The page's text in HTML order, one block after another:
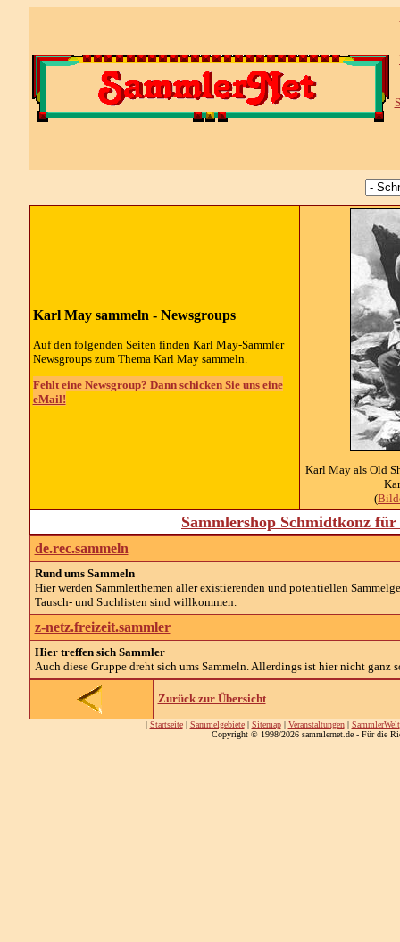
Karl May sammeln - Newsgroups
Auf den folgenden Seiten finden Karl May-Sammler
Newsgroupszum Thema Karl May sammeln.
Fehlt eine Newsgroup? Dann schicken Sie uns eine
eMail!
Karl May als Old
(
Sammlershop Schmidtkonz
de.rec.sammeln
Rund ums Sammeln
Hier werden Sammlerthemen aller existierenden und potentiellen
Tausch- und Suchlisten sind willkommen.
z-netz.freizeit.sammler
Hier treffen sich Sammler
Auch diese Gruppe dreht sich ums Sammeln. Allerdings ist hier nicht ganz
Zurück zur Übersicht
| Startseite| Sammelgebiete| Sitemap| Veranstaltungen| SammlerWelt
Copyright © 1998/2026 sammlernet.de - Für die